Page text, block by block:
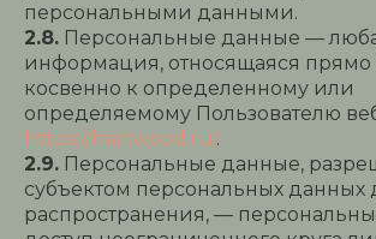
персональными данными.
2.8. Персональные данные —
информация, относящаяся прямо
косвенно к определенному или
определяемому Пользователю
https://hartwood.ru/.
2.9. Персональные данные,
субъектом персональных данных
распространения, —